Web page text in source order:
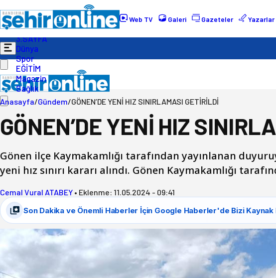
Web TV Galeri Gazeteler Yazarlar
Gündem
Ekonomi
Politika
3.SAYFA
Dünya
Spor
EĞİTİM
Magazin
Sağlık
Anasayfa/Gündem/GÖNEN’DE YENİ HIZ SINIRLAMASI GETİRİLDİ
GÖNEN’DE YENİ HIZ
Gönen ilçe Kaymakamlığı tarafından yayınlanan
yeni hız sınırı kararı alındı. Gönen Kaymakamlığı
Cemal Vural ATABEY • Eklenme: 11.05.2024 - 09:41
Son Dakika ve Önemli Haberler İçin Google Haberler'de Bizi Kaynak